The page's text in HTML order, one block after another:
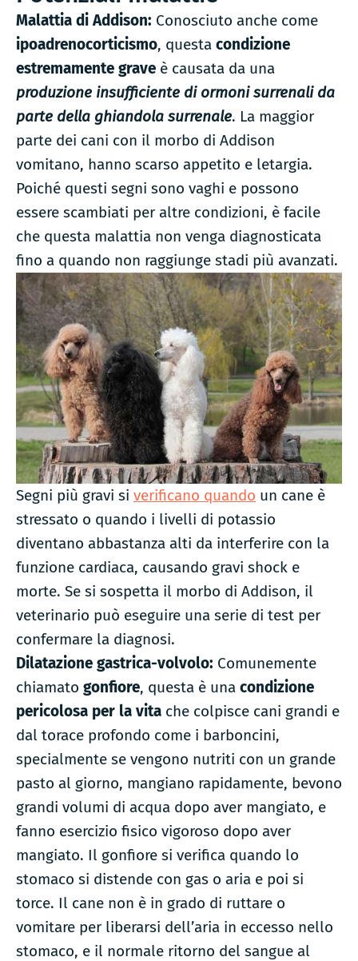
Malattia di Addison: Conosciuto anche come
ipoadrenocorticismo, questa condizione
estremamente grave è causata da una
produzione insufficiente di ormoni surrenali da
parte della ghiandola surrenale. La maggior
parte dei cani con il morbo di Addison
vomitano, hanno scarso appetito e letargia.
Poiché questi segni sono vaghi e possono
essere scambiati per altre condizioni, è facile
che questa malattia non venga diagnosticata
fino a quando non raggiunge stadi più avanzati.
Segni più gravi si verificano quando un cane è
stressato o quando i livelli di potassio
diventano abbastanza alti da interferire con la
funzione cardiaca, causando gravi shock e
morte. Se si sospetta il morbo di Addison, il
veterinario può eseguire una serie di test per
confermare la diagnosi.
Dilatazione gastrica-volvolo: Comunemente
chiamato gonfiore, questa è una condizione
pericolosa per la vita che colpisce cani grandi e
dal torace profondo come i barboncini,
specialmente se vengono nutriti con un grande
pasto al giorno, mangiano rapidamente, bevono
grandi volumi di acqua dopo aver mangiato, e
fanno esercizio fisico vigoroso dopo aver
mangiato. Il gonfiore si verifica quando lo
stomaco si distende con gas o aria e poi si
torce. Il cane non è in grado di ruttare o
vomitare per liberarsi dell’aria in eccesso nello
stomaco, e il normale ritorno del sangue al